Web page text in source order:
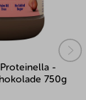
-
750g